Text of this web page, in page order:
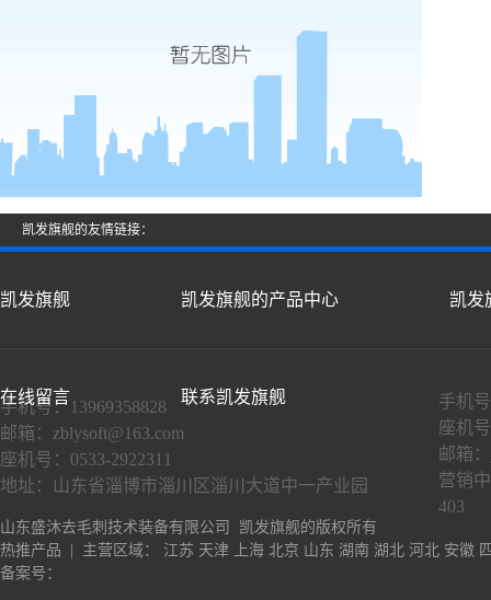
凯发旗舰的友情链接：
凯发旗舰 凯发旗舰的产品中心 凯发
在线留言 联系凯发旗舰
手机号：13969358828
邮箱： zblysoft@163.com
座机号：0533-2922311
地址：山东省淄博市淄川区淄川大道中一产业园
手机
座机
邮箱：
营销
403
山东盛沐去毛刺技术装备有限公司 凯发旗舰的版权所有
热推产品 | 主营区域： 江苏 天津 上海 北京 山东 湖南 湖北 河北 安徽
备案号：